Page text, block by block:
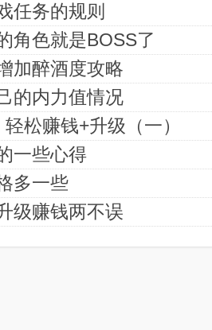
任务的规则
角色就是BOSS了
加醉酒度攻略
的内力值情况
松赚钱+升级（一）
一些心得
多一些
级赚钱两不误